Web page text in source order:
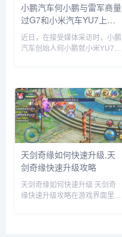
小鹏汽车何小鹏与雷军商量
过G7和小米汽车YU7上市
时间
近日，在接受媒体采访时，小鹏
汽车创始人何小鹏就小米YU7的
间进行了多次深入讨论。在交流
过程中，何小鹏对小米YU7的...
天剑奇缘如何快速升级,天
剑奇缘快速升级攻略
天剑奇缘如何快速升级 天剑奇
缘快速升级攻略在游戏界面里，